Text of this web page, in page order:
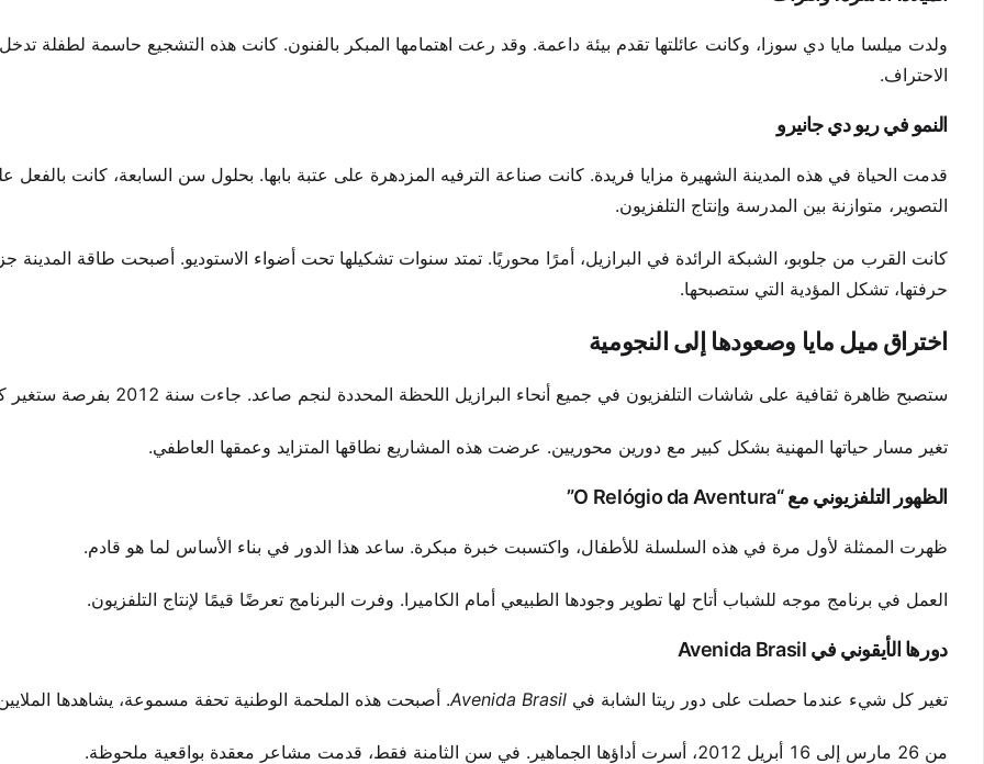
ولدت ميلسا مايا دي سوزا، وكانت عائلتها تقدم بيئة داعمة. وقد رعت اهتمامها المبكر بالفنون. كانت هذه التشجيع حاسمة لطفلة
الاحتراف.
النمو في ريو دي جانيرو
قدمت الحياة في هذه المدينة الشهيرة مزايا فريدة. كانت صناعة الترفيه المزدهرة على عتبة بابها. بحلول سن السابعة، كانت بالفعل
التصوير، متوازنة بين المدرسة وإنتاج التلفزيون.
كانت القرب من جلوبو، الشبكة الرائدة في البرازيل، أمرًا محوريًا. تمتد سنوات تشكيلها تحت أضواء الاستوديو. أصبحت طاقة المدينة
حرفتها، تشكل المؤدية التي ستصبحها.
اختراق ميل مايا وصعودها إلى النجومية
ستصبح ظاهرة ثقافية على شاشات التلفزيون في جميع أنحاء البرازيل اللحظة المحددة لنجم صاعد. جاءت سنة 2012 بفرصة ستغير كل شيء.
تغير مسار حياتها المهنية بشكل كبير مع دورين محوريين. عرضت هذه المشاريع نطاقها المتزايد وعمقها العاطفي.
الظهور التلفزيوني مع “O Relógio da Aventura”
ظهرت الممثلة لأول مرة في هذه السلسلة للأطفال، واكتسبت خبرة مبكرة. ساعد هذا الدور في بناء الأساس لما هو قادم.
العمل في برنامج موجه للشباب أتاح لها تطوير وجودها الطبيعي أمام الكاميرا. وفرت البرنامج تعرضًا قيمًا لإنتاج التلفزيون.
دورها الأيقوني في Avenida Brasil
تغير كل شيء عندما حصلت على دور ريتا الشابة في Avenida Brasil. أصبحت هذه الملحمة الوطنية تحفة مسموعة، يشاهدها
من 26 مارس إلى 16 أبريل 2012، أسرت أداؤها الجماهير. في سن الثامنة فقط، قدمت مشاعر معقدة بواقعية ملحوظة.